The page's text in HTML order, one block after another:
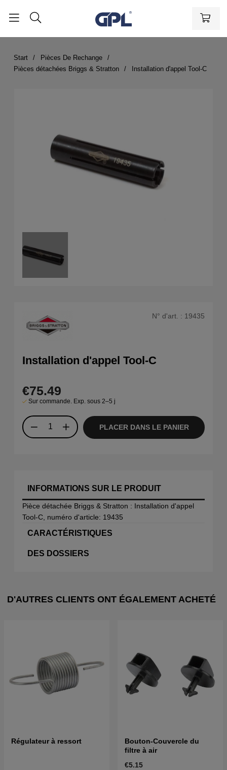
Start
Pièces De Rechange
Pièces détachées Briggs & Stratton
Installation d'appel Tool-C
N° d'art. : 19435
Installation d'appel Tool-C
€75.49
Sur commande. Exp. sous 2–5 j
PLACER DANS LE PANIER
INFORMATIONS SUR LE PRODUIT
Pièce détachée Briggs & Stratton : Installation d'appel
Tool-C, numéro d'article: 19435
CARACTÉRISTIQUES
DES DOSSIERS
D'AUTRES CLIENTS ONT ÉGALEMENT ACHETÉ
Régulateur à ressort
Bouton-Couvercle du
filtre à air
€5.15